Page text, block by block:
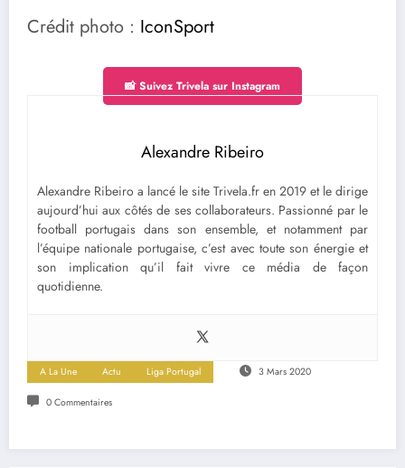
Crédit photo : IconSport
📸 Suivez Trivela sur Instagram
Alexandre Ribeiro
Alexandre Ribeiro a lancé le site Trivela.fr en 2019 et le dirige
aujourd’hui aux côtés de ses collaborateurs. Passionné par le
football portugais dans son ensemble, et notamment par
l’équipe nationale portugaise, c’est avec toute son énergie et
son implication qu’il fait vivre ce média de façon
quotidienne.
A La Une Actu Liga Portugal 3 Mars 2020
0 Commentaires